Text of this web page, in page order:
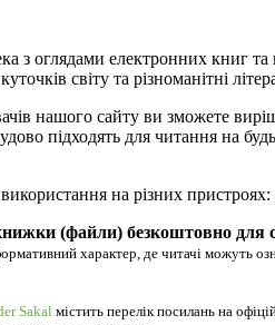
з оглядами електронних книг
світу та різноманітні
нашого сайту ви зможете
підходять для читання на
на різних
(файли) безкоштовно для
характер, де читачі можуть
Sakal містить перелік посилань на